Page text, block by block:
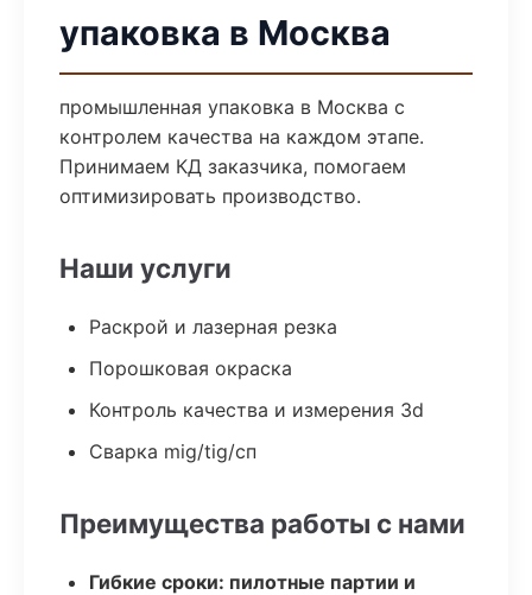
упаковка в Москва
промышленная упаковка в Москва с
контролем качества на каждом этапе.
Принимаем КД заказчика, помогаем
оптимизировать производство.
Наши услуги
Раскрой и лазерная резка
Порошковая окраска
Контроль качества и измерения 3d
Сварка mig/tig/сп
Преимущества работы с нами
Гибкие сроки: пилотные партии и